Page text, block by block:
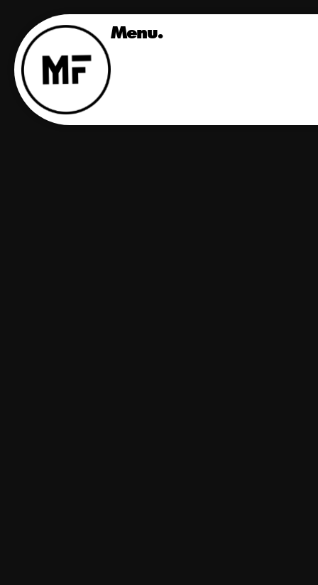
Menu.